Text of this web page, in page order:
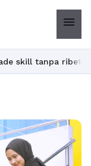
menu
ribet? Temukan